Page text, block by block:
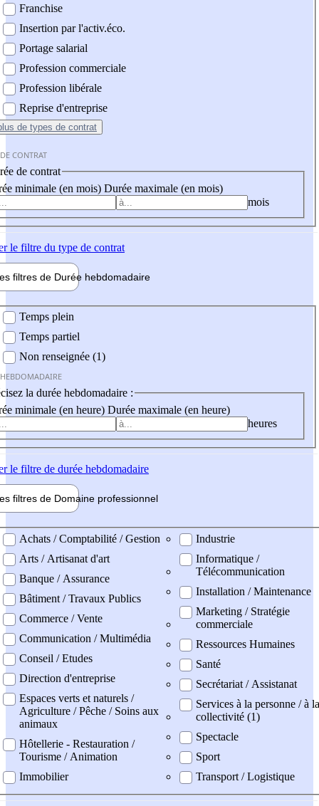
Franchise
Insertion par l'activ.éco.
Portage salarial
Profession commerciale
Profession libérale
Reprise d'entreprise
de types de contrat
CONTRAT
de contrat
minimale (en mois) Durée maximale (en mois)
mois
le filtre du type de contrat
filtres de Durée hebdomadaire
Temps plein
Temps partiel
Non renseignée (1)
la durée hebdomadaire :
minimale (en heure) Durée maximale (en heure)
heures
le filtre de durée hebdomadaire
filtres de Domaine professionnel
professionel
Achats / Comptabilité / Gestion
Arts / Artisanat d'art
Banque / Assurance
Bâtiment / Travaux Publics
Commerce / Vente
Communication / Multimédia
Conseil / Etudes
Direction d'entreprise
Espaces verts et naturels /
Agriculture / Pêche / Soins aux
animaux
Hôtellerie - Restauration /
Tourisme / Animation
Immobilier
Industrie
Informatique /
Télécommunication
Installation / Maintenance
Marketing / Stratégie
commerciale
Ressources Humaines
Santé
Secrétariat / Assistanat
Services à la personne / à la
collectivité (1)
Spectacle
Sport
Transport / Logistique